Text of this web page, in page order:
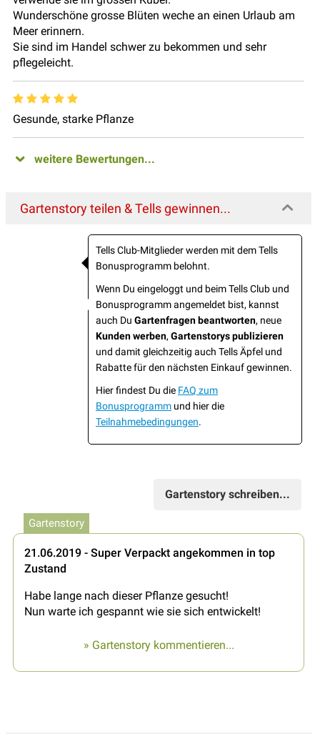
Wunderschöne grosse Blüten weche an einen Urlaub am
Meer erinnern.
Sie sind im Handel schwer zu bekommen und sehr
pflegeleicht.
Gesunde, starke Pflanze
weitere Bewertungen...
Gartenstory teilen & Tells gewinnen...
Tells Club-Mitglieder werden mit dem Tells
Bonusprogramm belohnt.
Wenn Du eingeloggt und beim Tells Club und
Bonusprogramm angemeldet bist, kannst
auch Du Gartenfragen beantworten, neue
Kunden werben, Gartenstorys publizieren
und damit gleichzeitig auch Tells Äpfel und
Rabatte für den nächsten Einkauf gewinnen.
Hier findest Du die FAQ zum
Bonusprogramm und hier die
Teilnahmebedingungen.
Gartenstory schreiben...
Gartenstory
21.06.2019 - Super Verpackt angekommen in top
Zustand
Habe lange nach dieser Pflanze gesucht!
Nun warte ich gespannt wie sie sich entwickelt!
» Gartenstory kommentieren...